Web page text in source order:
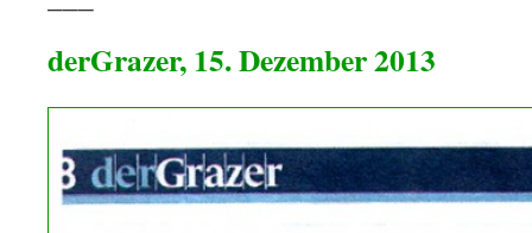
derGrazer, 15. Dezember 2013